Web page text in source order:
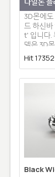
3D몬에
드 하신바
t' 입니다.
델은 3D
Hit
Black